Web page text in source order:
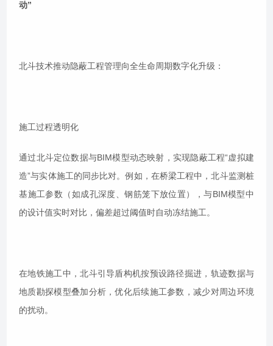
动”
北斗技术推动隐蔽工程管理向全生命周期数字化升级：
施工过程透明化
通过北斗定位数据与BIM模型动态映射，实现隐蔽工程“虚拟建
造”与实体施工的同步比对。例如，在桥梁工程中，北斗监测桩
基施工参数（如成孔深度、钢筋笼下放位置），与BIM模型中
的设计值实时对比，偏差超过阈值时自动冻结施工。
在地铁施工中，北斗引导盾构机按预设路径掘进，轨迹数据与
地质勘探模型叠加分析，优化后续施工参数，减少对周边环境
的扰动。